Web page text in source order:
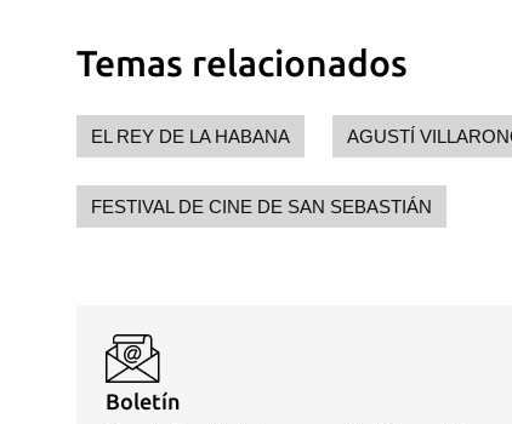
Temas relacionados
EL REY DE LA HABANA AGUSTÍ
FESTIVAL DE CINE DE SAN SEBASTIÁN
Boletín